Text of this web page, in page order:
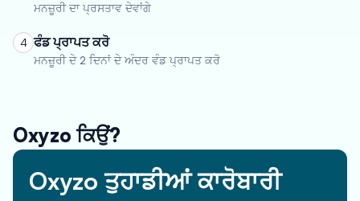
ਮਨਜ਼ੂਰੀ ਦਾ ਪ੍ਰਸਤਾਵ ਦੇਵਾਂਗੇ
4 ਫੰਡ ਪ੍ਰਾਪਤ ਕਰੋ
ਮਨਜ਼ੂਰੀ ਦੇ 2 ਦਿਨਾਂ ਦੇ ਅੰਦਰ ਵੰਡ ਪ੍ਰਾਪਤ ਕਰੋ
Oxyzo ਕਿਉਂ?
Oxyzo ਤੁਹਾਡੀਆਂ ਕਾਰੋਬਾਰੀ